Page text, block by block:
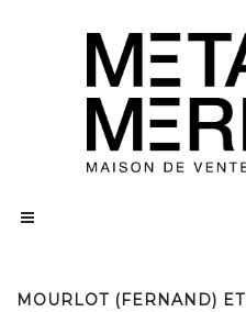
MOURLOT (FERNAND) ET